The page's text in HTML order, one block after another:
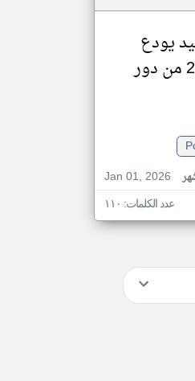
يودع
كأس إفريقيا 2025 من دور
Jan 01, 2026
عدد الكلمات: ١١٠